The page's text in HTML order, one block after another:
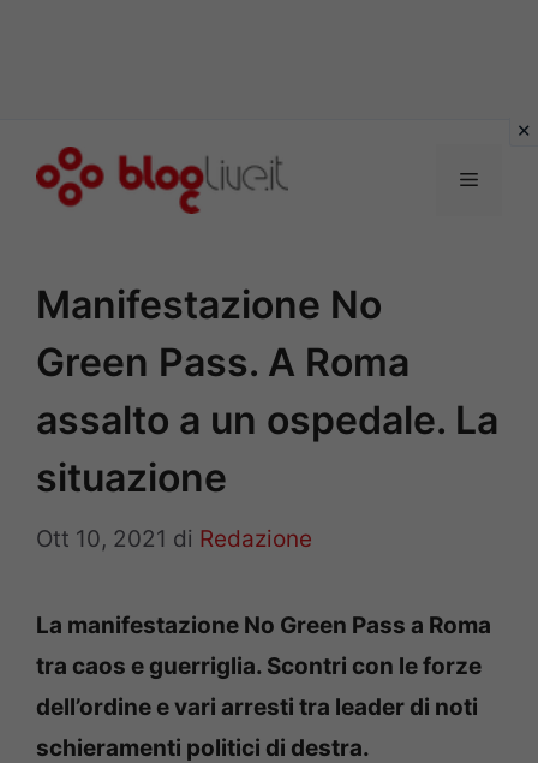
Menu
Manifestazione No
Green Pass. A Roma
assalto a un ospedale. La
situazione
Ott 10, 2021 di Redazione
La manifestazione No Green Pass a Roma
tra caos e guerriglia. Scontri con le forze
dell’ordine e vari arresti tra leader di noti
schieramenti politici di destra.